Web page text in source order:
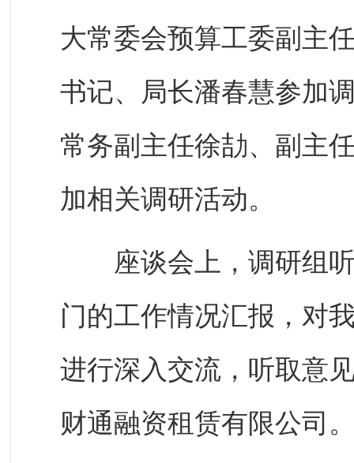
大常委会预算工委副主
书记、局长潘春慧参加
常务副主任徐劼、副主
加相关调研活动。
座谈会上，调研组听
门的工作情况汇报，对
进行深入交流，听取意
财通融资租赁有限公司